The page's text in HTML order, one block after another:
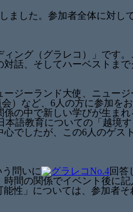
ました。参加者全体に対し
ング（グラレコ）」です
話、そしてハーベストま
ジーランド大使、ニュー
）など、6人の方に参加を
の中で新しい学びが生ま
語教育についての「越境
でしたが、この6人のゲス
問いに
回答
間の関係でイベント後に
性」については、参加者